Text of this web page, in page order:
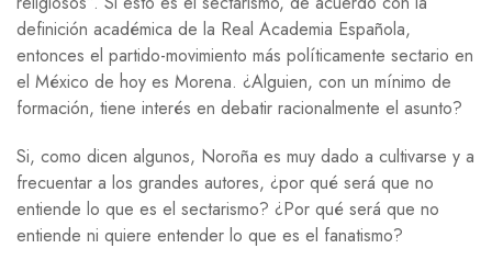
definición académica de la Real Academia Española,
entonces el partido-movimiento más políticamente sectario en
el México de hoy es Morena. ¿Alguien, con un mínimo de
formación, tiene interés en debatir racionalmente el asunto?
Si, como dicen algunos, Noroña es muy dado a cultivarse y a
frecuentar a los grandes autores, ¿por qué será que no
entiende lo que es el sectarismo? ¿Por qué será que no
entiende ni quiere entender lo que es el fanatismo?